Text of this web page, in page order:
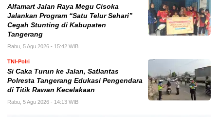
Alfamart Jalan Raya Megu Cisoka
Jalankan Program “Satu Telur Sehari”
Cegah Stunting di Kabupaten
Tangerang
Rabu, 5 Agu 2026 - 15:42 WIB
TNI-Polri
Si Caka Turun ke Jalan, Satlantas
Polresta Tangerang Edukasi Pengendara
di Titik Rawan Kecelakaan
Rabu, 5 Agu 2026 - 14:13 WIB